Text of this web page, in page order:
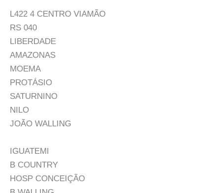
L422 4 CENTRO VIAMÃO
RS 040
LIBERDADE
AMAZONAS
MOEMA
PROTÁSIO
SATURNINO
NILO
JOÃO WALLING
IGUATEMI
B COUNTRY
HOSP CONCEIÇÃO